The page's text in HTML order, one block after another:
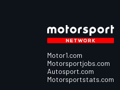
Motor1.com
Motorsportjobs.com
Autosport.com
Motorsportstats.com